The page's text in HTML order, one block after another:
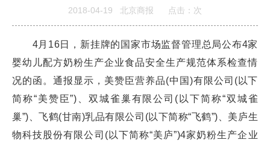
2018-04-19 北京商报 点击： 次
4月16日，新挂牌的国家市场监督管理总局公布4家
婴幼儿配方奶粉生产企业食品安全生产规范体系检查情
况的函。通报显示，美赞臣营养品(中国)有限公司(以下
简称“美赞臣”)、双城雀巢有限公司(以下简称“双城雀
巢”)、飞鹤(甘南)乳品有限公司(以下简称“飞鹤”)、美庐生
物科技股份有限公司(以下简称“美庐”)4家奶粉生产企业